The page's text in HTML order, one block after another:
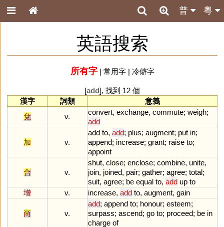
粵
普
英語搜索
所有字| 常用字| 冷僻字
[add], 找到 12 個
漢字
詞類
意義
兌
v.
convert, exchange, commute; weigh;
add
加 v.
add to, add; plus; augment; put in;
append; increase; grant; raise to;
appoint
合 v.
shut, close; enclose; combine, unite,
join, joined, pair; gather; agree; total;
suit, agree; be equal to, add up to
增
v. increase, add to, augment, gain
尚 v.
add; append to; honour; esteem;
surpass; ascend; go to; proceed; be in
charge of